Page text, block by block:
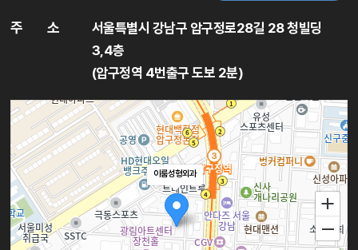
주 소
서울특별시 강남구 압구정로28길 28 청빌딩
3,4층
(압구정역 4번출구 도보 2분)
이룸성형외과